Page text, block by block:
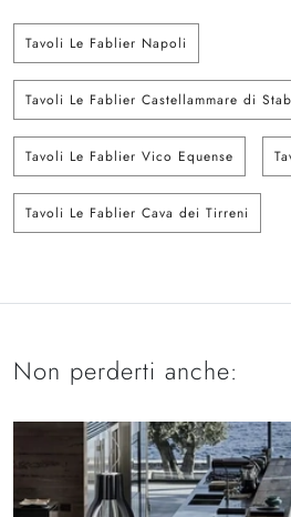
Tavoli Le Fablier Napoli
Tavoli Le Fablier Castellammare di
Tavoli Le Fablier Vico Equense
Tavoli Le Fablier Cava dei Tirreni
Non perderti anche: